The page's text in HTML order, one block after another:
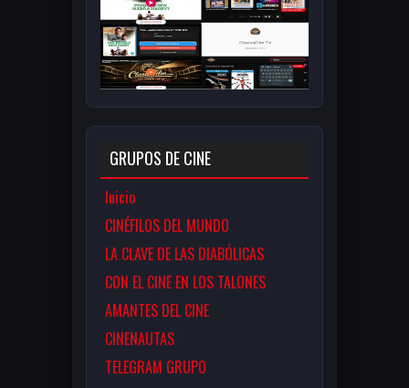
GRUPOS DE CINE
Inicio
CINÉFILOS DEL MUNDO
LA CLAVE DE LAS DIABÓLICAS
CON EL CINE EN LOS TALONES
AMANTES DEL CINE
CINENAUTAS
TELEGRAM GRUPO